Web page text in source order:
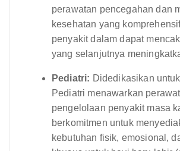
perawatan pencegahan dan
kesehatan yang
penyakit dalam dapat
yang selanjutnya
Pediatri: Didedikasikan
Pediatri menawarkan
pengelolaan penyakit masa
berkomitmen untuk
kebutuhan fisik, emosional,